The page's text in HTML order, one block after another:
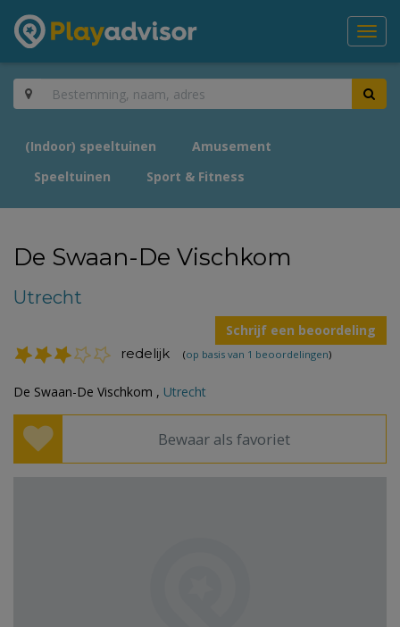
(Indoor) speeltuinen
Amusement
Speeltuinen
Sport & Fitness
De Swaan-De Vischkom
Utrecht
Schrijf een beoordeling
redelijk (op basis van 1 beoordelingen)
De Swaan-De Vischkom , Utrecht
Bewaar als favoriet